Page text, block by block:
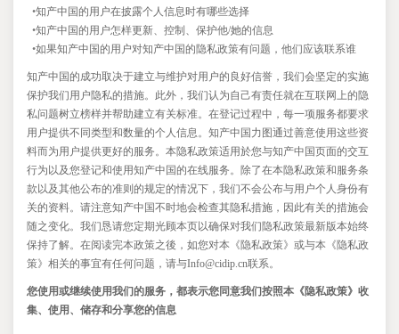
•知产中国的用户在披露个人信息时有哪些选择
•知产中国的用户怎样更新、控制、保护他/她的信息
•如果知产中国的用户对知产中国的隐私政策有问题，他们应该联系谁
知产中国的成功取决于建立与维护对用户的良好信誉，我们会坚定的实施
保护我们用户隐私的措施。此外，我们认为自己有责任就在互联网上的隐
私问题树立榜样并帮助建立有关标准。在登记过程中，每一项服务都要求
用户提供不同类型和数量的个人信息。知产中国力图通过善意使用这些资
料而为用户提供更好的服务。本隐私政策适用於您与知产中国页面的交互
行为以及您登记和使用知产中国的在线服务。除了在本隐私政策和服务条
款以及其他公布的准则的规定的情况下，我们不会公布与用户个人身份有
关的资料。请注意知产中国不时地会检查其隐私措施，因此有关的措施会
随之变化。我们恳请您定期光顾本页以确保对我们隐私政策最新版本始终
保持了解。在阅读完本政策之後，如您对本《隐私政策》或与本《隐私政
策》相关的事宜有任何问题，请与Info@cidip.cn联系。
您使用或继续使用我们的服务，都表示您同意我们按照本《隐私政策》收
集、使用、储存和分享您的信息